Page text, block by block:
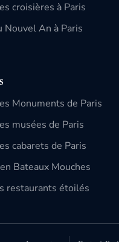
croisières à Paris
Nouvel An à Paris
Monuments de Paris
musées de Paris
cabarets de Paris
Bateaux Mouches
restaurants étoilés